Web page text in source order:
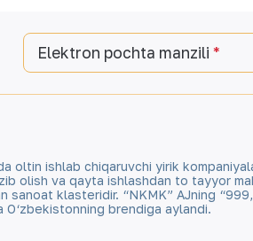
Elektron pochta manzili
oltin ishlab chiqaruvchi yirik
olish va qayta ishlashdan to tayyor
sanoat klasteridir. “NKMK” AJning
O‘zbekistonning brendiga aylandi.